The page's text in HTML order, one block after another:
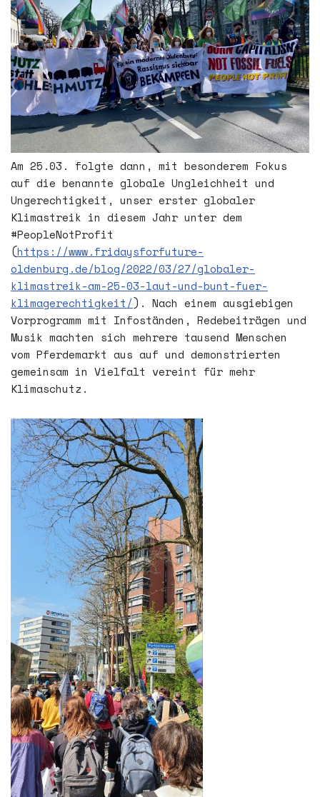
Am 25.03. folgte dann, mit besonderem Fokus
auf die benannte globale Ungleichheit und
Ungerechtigkeit, unser erster globaler
Klimastreik in diesem Jahr unter dem
#PeopleNotProfit
(https://www.fridaysforfuture-
oldenburg.de/blog/2022/03/27/globaler-
klimastreik-am-25-03-laut-und-bunt-fuer-
klimagerechtigkeit/). Nach einem ausgiebigen
Vorprogramm mit Infoständen, Redebeiträgen und
Musik machten sich mehrere tausend Menschen
vom Pferdemarkt aus auf und demonstrierten
gemeinsam in Vielfalt vereint für mehr
Klimaschutz.